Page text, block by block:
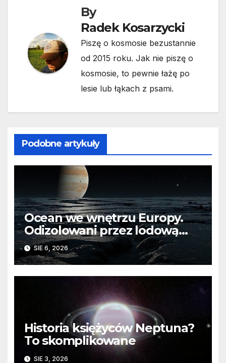
By
Radek Kosarzycki
Piszę o kosmosie bezustannie
od 2015 roku. Jak nie piszę o
kosmosie, to pewnie łażę po
lesie lub łąkach z psami.
Podobne artykuły
Ocean we wnętrzu Europy.
Odizolowani przez lodową
barierę
SIE 6, 2026
Historia księżyców Neptuna?
To skomplikowane
SIE 3, 2026